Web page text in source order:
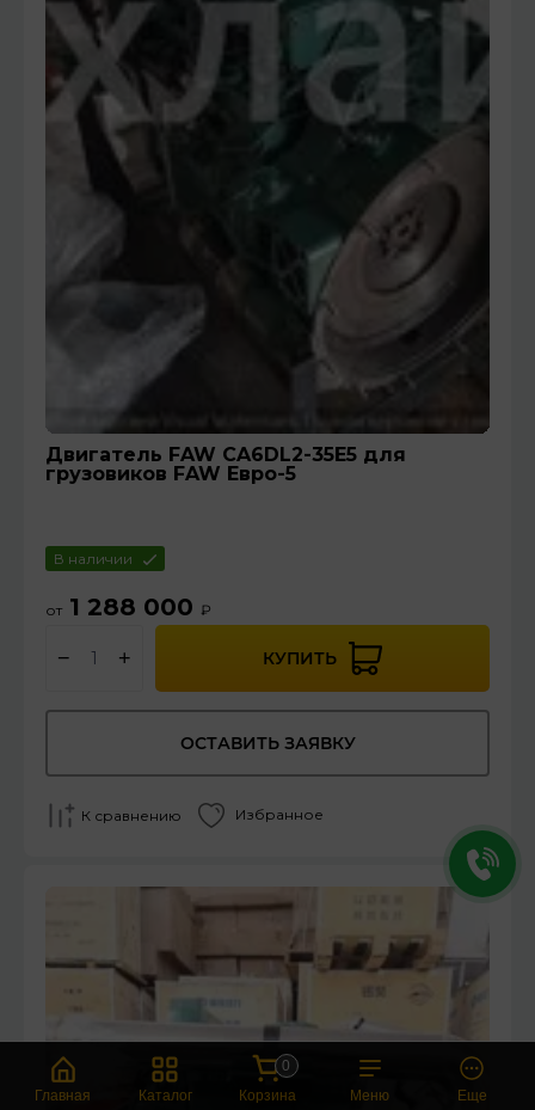
Двигатель FAW CA6DL2-35Е5 для
грузовиков FAW Евро-5
В наличии
от 1 288 000 ₽
− + КУПИТЬ
ОСТАВИТЬ ЗАЯВКУ
К сравнению Избранное
Главная Каталог
0
Корзина
Меню Еще